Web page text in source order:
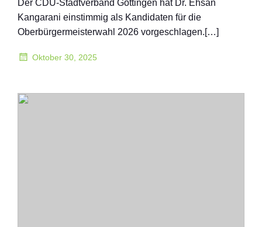
Der CDU-Stadtverband Göttingen hat Dr. Ehsan
Kangarani einstimmig als Kandidaten für die
Oberbürgermeisterwahl 2026 vorgeschlagen.[…]
Oktober 30, 2025